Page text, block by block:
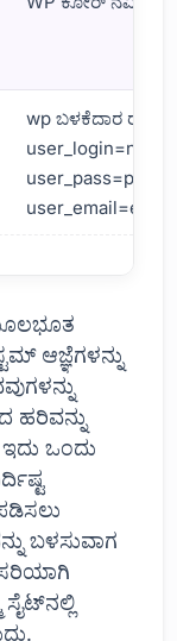
wp ಬಳಕೆದಾರ ರಚಿಸಿ
ಆಜ್ಞೆಗಳನ್ನು
ಹರಿವನ್ನು
ಇದು ಒಂದು
ಬಳಸುವಾಗ
ಸರಿಯಾಗಿ